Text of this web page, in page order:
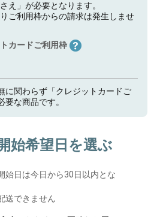
え」が必要となります。
ご利用枠からの請求は発生しませ
カードご利用枠
に関わらず「クレジットカードご
な商品です。
始希望日を選ぶ
始日は今日から30日以内とな
送できません